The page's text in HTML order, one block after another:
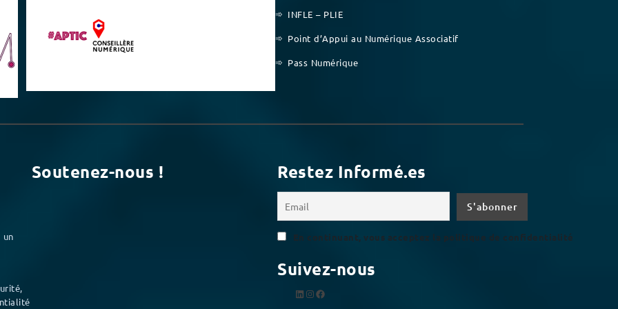
➾ INFLE – PLIE
➾ Point d’Appui au Numérique Associatif
➾ Pass Numérique
un
Soutenez-nous ! Restez Informé.es
En continuant, vous acceptez la politique de confidentialité
Suivez-nous
Suivez-nous sur Linkedin Suivez-nous sur InstagramSuivez-nous sur Facebook